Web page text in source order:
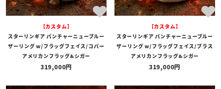
【カスタム】
スターリンギア パンチャーニューブルー
ザーリング w/フラッグフェイス/コパー
アメリカンフラッグ&シガー
319,000
【カスタム】
スターリンギア パンチャーニューブルー
ザーリング w/フラッグフェイス/ブラス
アメリカンフラッグ&シガー
319,000